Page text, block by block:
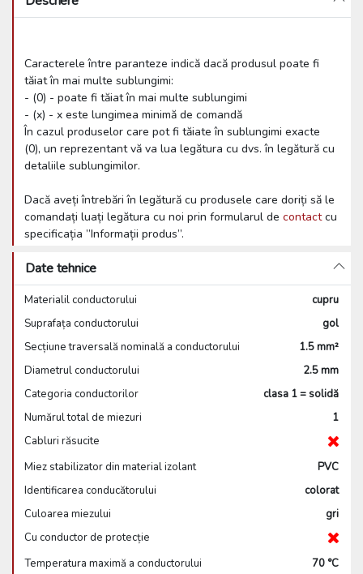
Caracterele între paranteze indică dacă produsul poate fi
tăiat în mai multe sublungimi:
- (0) - poate fi tăiat în mai multe sublungimi
- (x) - x este lungimea minimă de comandă
În cazul produselor care pot fi tăiate în sublungimi exacte
(0), un reprezentant vă va lua legătura cu dvs. în legătură cu
detaliile sublungimilor.
Dacă aveți întrebări în legătură cu produsele care doriți să le
comandați luați legătura cu noi prin formularul de contactcu
specificația ”Informații produs”.
Date tehnice
Materialil conductorului
cupru
Suprafața conductorului
gol
Secțiune traversală nominală a conductorului
1.5 mm²
Diametrul conductorului
2.5 mm
Categoria conductorilor
clasa 1 = solidă
Numărul total de miezuri
1
Cabluri răsucite
Miez stabilizator din material izolant
PVC
Identificarea conducătorului
colorat
Culoarea miezului
gri
Cu conductor de protecție
Temperatura maximă a conductorului
70 °C